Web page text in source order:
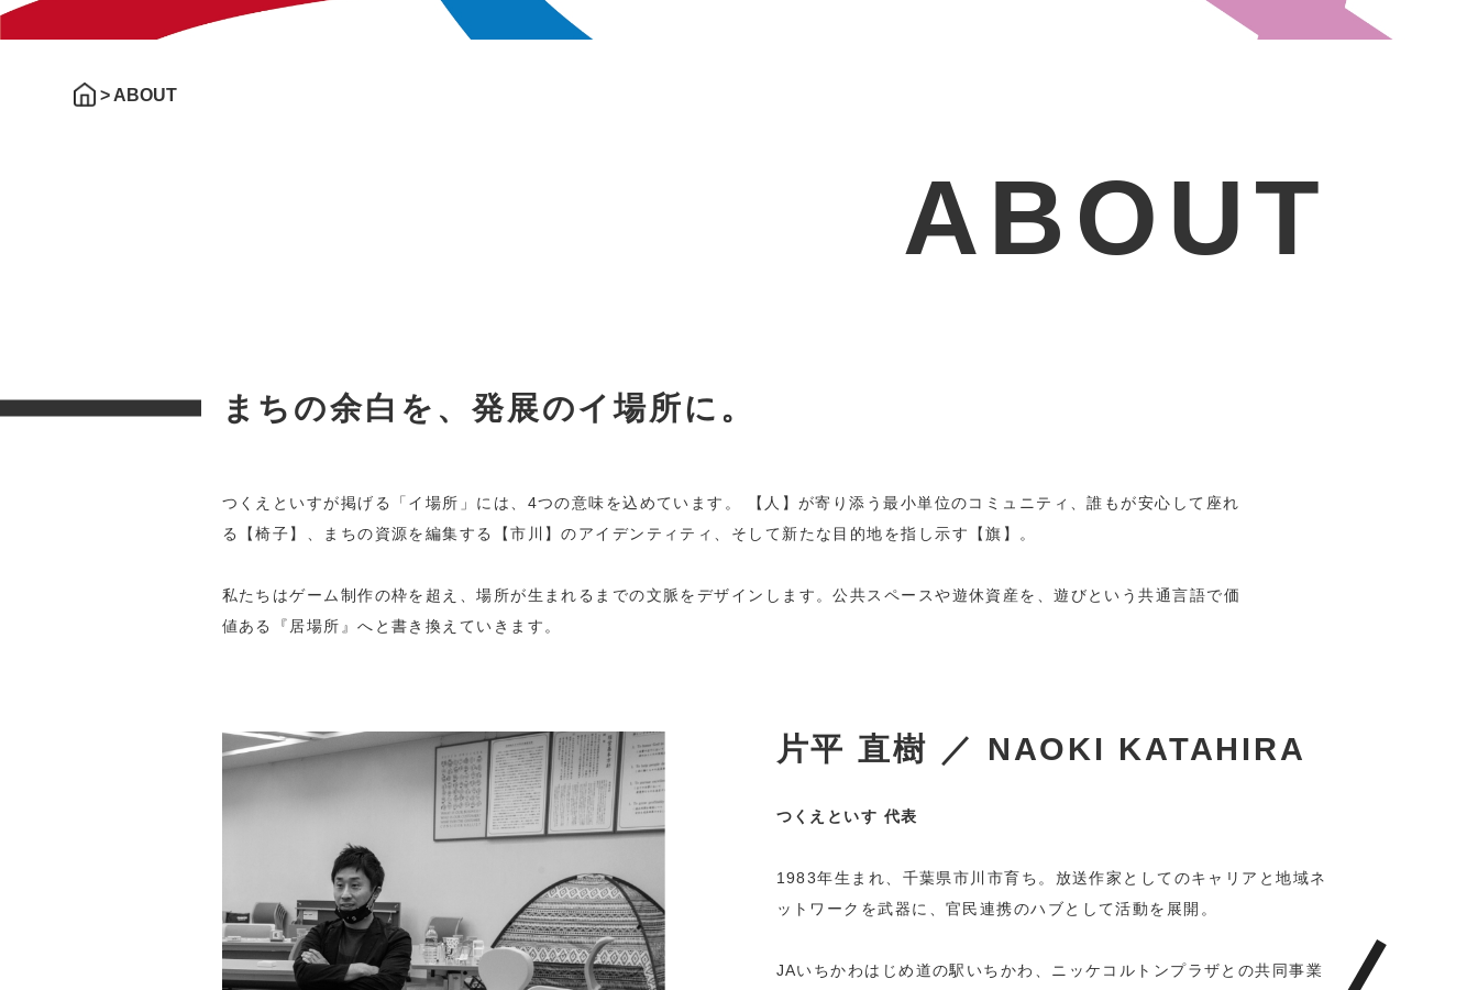
> ABOUT
ABOUT
まちの余白を、発展のイ場所に。
つくえといすが掲げる「イ場所」には、4つの意味を込めています。 【人】が寄り添う最小単位のコミュニティ、誰もが安心して座れ
る【椅子】、まちの資源を編集する【市川】のアイデンティティ、そして新たな目的地を指し示す【旗】。
私たちはゲーム制作の枠を超え、場所が生まれるまでの文脈をデザインします。公共スペースや遊休資産を、遊びという共通言語で価
値ある『居場所』へと書き換えていきます。
片平 直樹 ／ NAOKI KATAHIRA
つくえといす 代表
1983年生まれ、千葉県市川市育ち。放送作家としてのキャリアと地域ネ
ットワークを武器に、官民連携のハブとして活動を展開。
JAいちかわはじめ道の駅いちかわ、ニッケコルトンプラザとの共同事業